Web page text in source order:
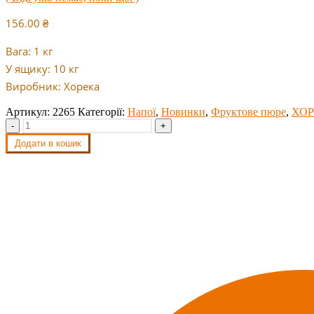
156.00 ₴
Вага: 1 кг
У ящику: 10 кг
Виробник: Хорека
Артикул: 2265 Категорії: Напої, Новинки, Фруктове пюре,
-
+
Додати в кошик